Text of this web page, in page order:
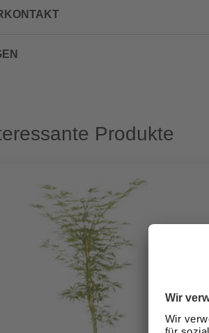
Produkte